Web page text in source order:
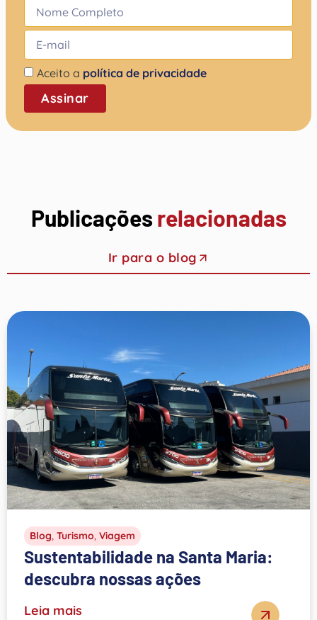
Aceito a política de privacidade
Assinar
Publicaçõesrelacionadas
Ir para o blog
Blog, Turismo, Viagem
Sustentabilidade na Santa Maria:
descubra nossas ações
Leia mais